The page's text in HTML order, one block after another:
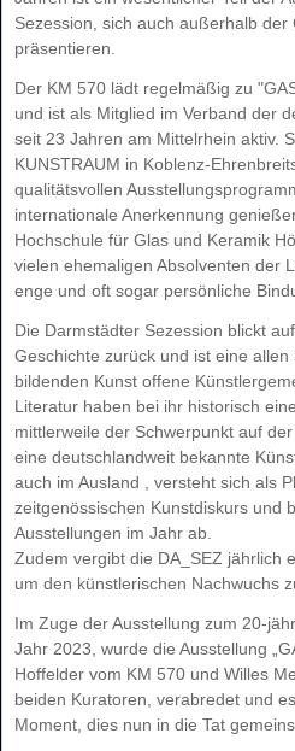
Sezession, sich auch außerhalb der
präsentieren.
Der KM 570 lädt regelmäßig zu
und ist als Mitglied im Verband der
seit 23 Jahren am Mittelrhein aktiv.
KUNSTRAUM in Koblenz-
qualitätsvollen
internationale Anerkennung
Hochschule für Glas und Keramik
vielen ehemaligen Absolventen der
enge und oft sogar persönliche
Die Darmstädter Sezession blickt
Geschichte zurück und ist eine
bildenden Kunst offene
Literatur haben bei ihr historisch
mittlerweile der Schwerpunkt auf
eine deutschlandweit bekannte
auch im Ausland , versteht sich als
zeitgenössischen Kunstdiskurs und
Ausstellungen im Jahr ab.
Zudem vergibt die DA_SEZ jährlich
um den künstlerischen Nachwuchs
Im Zuge der Ausstellung zum 20-
Jahr 2023, wurde die Ausstellung
Hoffelder vom KM 570 und Willes
beiden Kuratoren, verabredet und
Moment, dies nun in die Tat